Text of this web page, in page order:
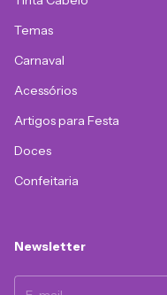
Temas
Carnaval
Acessórios
Artigos para Festa
Doces
Confeitaria
Newsletter